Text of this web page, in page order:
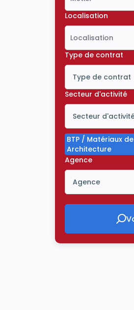
Localisation
Type de contrat
Type de contrat
Icône ouvrir la
Secteur d'activité
Secteur
Icône ouvrir la
BTP / Matériaux
Architecture
Agence
Agence
Icône ouvrir la